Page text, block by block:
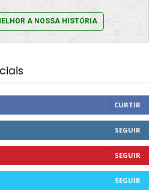
A NOSSA HISTÓRIA
CURTIR
SEGUIR
SEGUIR
SEGUIR